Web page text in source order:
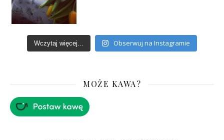
Wczytaj więcej... Obserwuj na Instagramie
MOŻE KAWA?